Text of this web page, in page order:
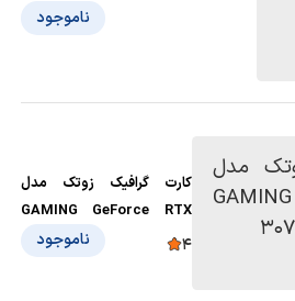
ناموجود
کارت گرافیک زوتک مدل
GAMING GeForce RTX
3070 Twin Edge 8GB
4 ناموجود